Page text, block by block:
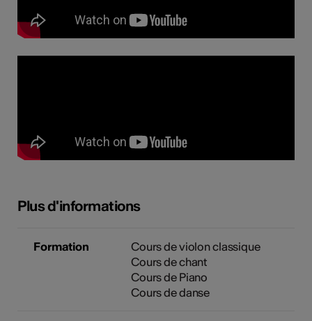
Plus d'informations
Formation
Cours de violon classique
Cours de chant
Cours de Piano
Cours de danse